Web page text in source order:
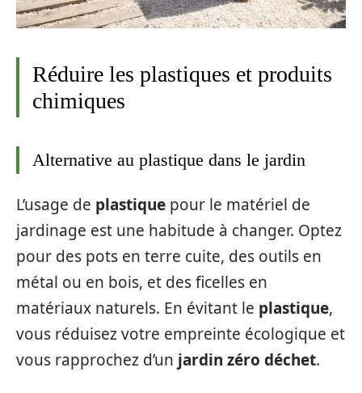
Réduire les plastiques et produits
chimiques
Alternative au plastique dans le jardin
L’usage de plastique pour le matériel de
jardinage est une habitude à changer. Optez
pour des pots en terre cuite, des outils en
métal ou en bois, et des ficelles en
matériaux naturels. En évitant le plastique,
vous réduisez votre empreinte écologique et
vous rapprochez d’un jardin zéro déchet.